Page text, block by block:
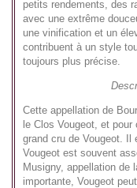
petits rendements, des
avec une extrême
une vinification et un
contribuent à un style
toujours plus précise.
Cette appellation de
le Clos Vougeot, et
grand cru de Vougeot. Il
Vougeot est souvent
Musigny, appellation de
importante, Vougeot